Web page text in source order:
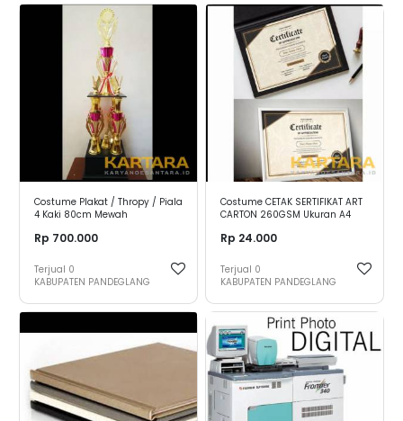
Costume Plakat / Thropy / Piala
4 Kaki 80cm Mewah
Rp 700.000
Terjual 0
KABUPATEN PANDEGLANG
Costume CETAK SERTIFIKAT ART
CARTON 260GSM Ukuran A4
Rp 24.000
Terjual 0
KABUPATEN PANDEGLANG